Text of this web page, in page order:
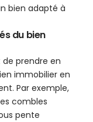
bien adapté à
du bien
de prendre en
immobilier en
Par exemple,
combles
pente